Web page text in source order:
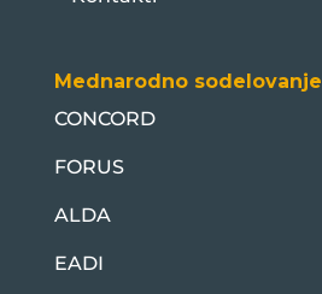
Mednarodno sodelovanje
CONCORD
FORUS
ALDA
EADI